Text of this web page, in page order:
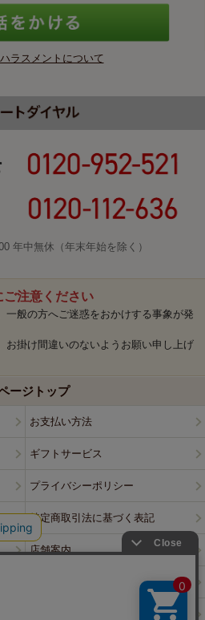
ラスメントについて
年中無休（年末年始を除く）
ご注意ください
一般の方へご迷惑をおかけする事象が発
お掛け間違いのないようお願い申し上げ
ージトップ
お支払い方法
ギフトサービス
プライバシーポリシー
特定商取引法に基づく表記
店舗案内